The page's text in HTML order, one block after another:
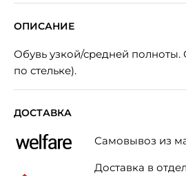
ОПИСАНИЕ
Обувь узкой/средней полноты.
по стельке).
ДОСТАВКА
Самовывоз из
Доставка в